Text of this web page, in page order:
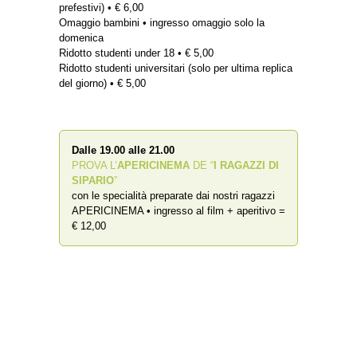
prefestivi) • € 6,00
Omaggio bambini • ingresso omaggio solo la
domenica
Ridotto studenti under 18 • € 5,00
Ridotto studenti universitari (solo per ultima replica
del giorno) • € 5,00
Dalle 19.00 alle 21.00
PROVA L’APERICINEMA DE “ I RAGAZZI DI
SIPARIO”
con le specialità preparate dai nostri ragazzi
APERICINEMA • ingresso al film + aperitivo =
€ 12,00